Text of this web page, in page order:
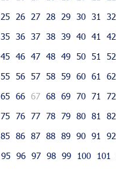
25 26 27 28 29 30 31 32
35 36 37 38 39 40 41 42
45 46 47 48 49 50 51 52
55 56 57 58 59 60 61 62
65 66 67 68 69 70 71 72
75 76 77 78 79 80 81 82
85 86 87 88 89 90 91 92
95 96 97 98 99 100 101